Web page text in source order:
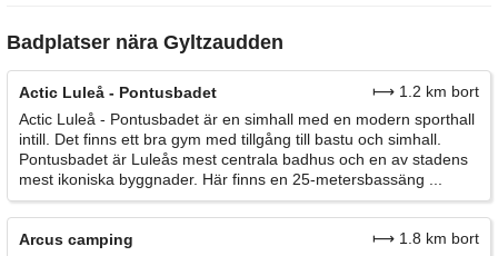
Badplatser nära Gyltzaudden
Actic Luleå - Pontusbadet
⟼ 1.2 km bort
Actic Luleå - Pontusbadet är en simhall med en modern sporthall
intill. Det finns ett bra gym med tillgång till bastu och simhall.
Pontusbadet är Luleås mest centrala badhus och en av stadens
mest ikoniska byggnader. Här finns en 25-metersbassäng ...
Arcus camping
⟼ 1.8 km bort